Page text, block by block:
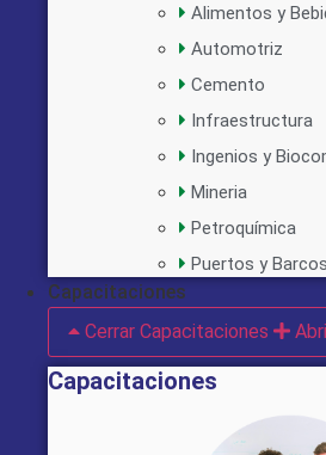
Alimentos y
Automotriz
Cemento
Infraestructura
Ingenios y
Mineria
Petroquímica
Puertos y Barcos
Capacitaciones
Cerrar Capacitaciones
Capacitaciones